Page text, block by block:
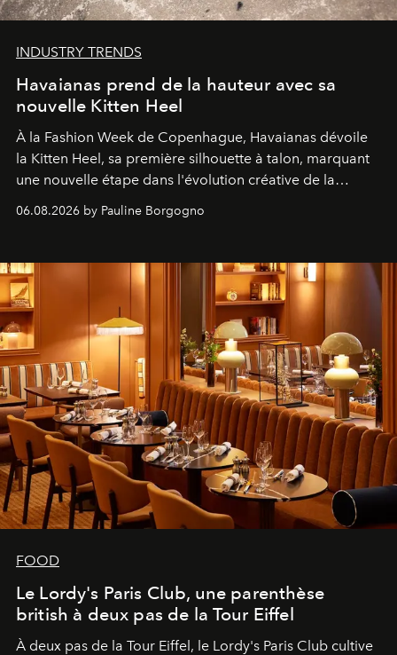
INDUSTRY TRENDS
Havaianas prend de la hauteur avec sa
nouvelle Kitten Heel
À la Fashion Week de Copenhague, Havaianas dévoile
la Kitten Heel, sa première silhouette à talon, marquant
une nouvelle étape dans l'évolution créative de la
06.08.2026 by Pauline Borgogno
FOOD
Le Lordy's Paris Club, une parenthèse
british à deux pas de la Tour Eiffel
À deux pas de la Tour Eiffel, le Lordy's Paris Club cultive